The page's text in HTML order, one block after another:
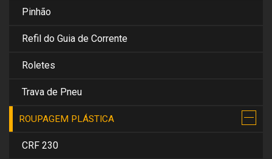
Pinhão
Refil do Guia de Corrente
Roletes
Trava de Pneu
ROUPAGEM PLÁSTICA
CRF 230